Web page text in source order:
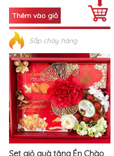
Sắp cháy hàng
Set giỏ quà tặng Én Chào